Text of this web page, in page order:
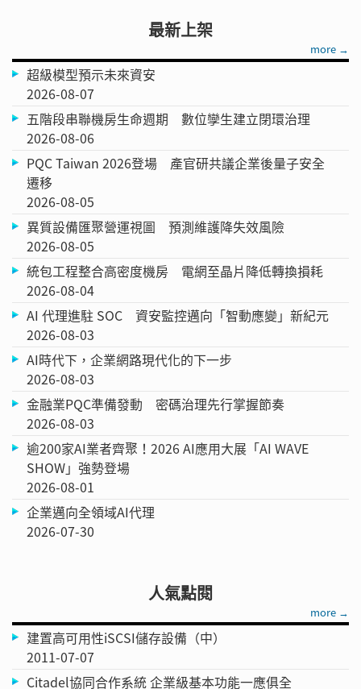
最新上架
more →
超級模型預示未來資安
2026-08-07
五階段串聯機房生命週期 數位孿生建立閉環治理
2026-08-06
PQC Taiwan 2026登場 產官研共議企業後量子安全
遷移
2026-08-05
異質設備匯聚營運視圖 預測維護降失效風險
2026-08-05
統包工程整合高密度機房 電網至晶片降低轉換損耗
2026-08-04
AI 代理進駐 SOC 資安監控邁向「智動應變」新紀元
2026-08-03
AI時代下，企業網路現代化的下一步
2026-08-03
金融業PQC準備發動 密碼治理先行掌握節奏
2026-08-03
逾200家AI業者齊聚！2026 AI應用大展「AI WAVE
SHOW」強勢登場
2026-08-01
企業邁向全領域AI代理
2026-07-30
人氣點閱
more →
建置高可用性iSCSI儲存設備（中）
2011-07-07
Citadel協同合作系統 企業級基本功能一應俱全